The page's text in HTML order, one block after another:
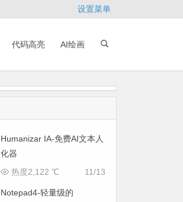
设置菜单
代码高亮 AI绘画
Humanizar IA-免费AI文本人
化器
11/13
热度2,122 ℃
Notepad4-轻量级的